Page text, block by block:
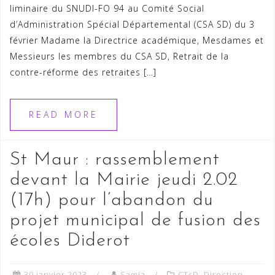
liminaire du SNUDI-FO 94 au Comité Social
d’Administration Spécial Départemental (CSA SD) du 3
février Madame la Directrice académique, Mesdames et
Messieurs les membres du CSA SD, Retrait de la
contre-réforme des retraites […]
READ MORE
St Maur : rassemblement
devant la Mairie jeudi 2.02
(17h) pour l’abandon du
projet municipal de fusion des
écoles Diderot